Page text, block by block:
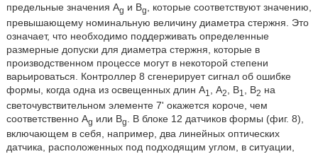
предельные значения Ag и Bg
, которые соответствуют значению,
превышающему номинальную величину диаметра стержня. Это
означает, что необходимо поддерживать определенные
размерные допуски для диаметра стержня, которые в
производственном процессе могут в некоторой степени
варьироваться. Контроллер 8 сгенерирует сигнал об ошибке
формы, когда одна из освещенных длин A1 , А2 , B1 , В2 на
светочувствительном элементе 7' окажется короче, чем
соответственно Ag или Bg
. В блоке 12 датчиков формы (фиг. 8),
включающем в себя, например, два линейных оптических
датчика, расположенных под подходящим углом, в ситуации,